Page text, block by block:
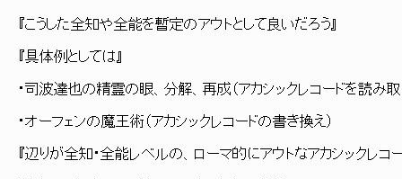
『こうした全知や全能を暫定のアウトとして良いだろう』
『具体例としては』
・司波達也の精霊の眼、分解、再成（アカシックレコードを読み
・オーフェンの魔王術（アカシックレコードの書き換え）
『辺りが全知・全能レベルの、ローマ的にアウトなアカシックレコ